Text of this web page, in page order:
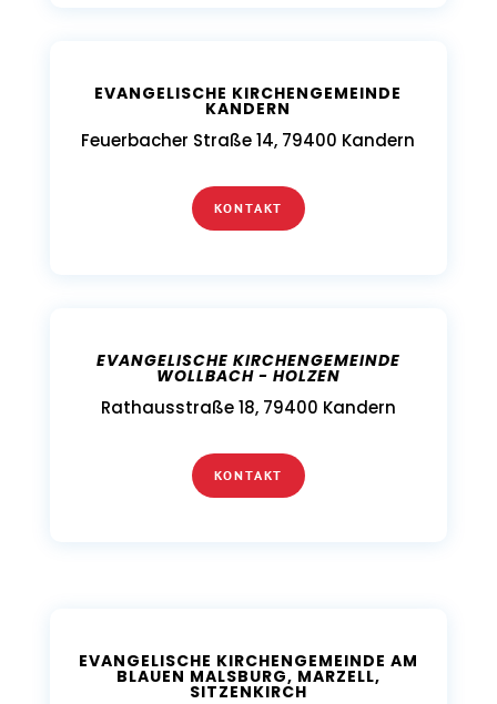
EVANGELISCHE KIRCHENGEMEINDE
KANDERN
Feuerbacher Straße 14, 79400 Kandern
KONTAKT
EVANGELISCHE KIRCHENGEMEINDE
WOLLBACH - HOLZEN
Rathausstraße 18, 79400 Kandern
KONTAKT
EVANGELISCHE KIRCHENGEMEINDE AM
BLAUEN MALSBURG, MARZELL,
SITZENKIRCH